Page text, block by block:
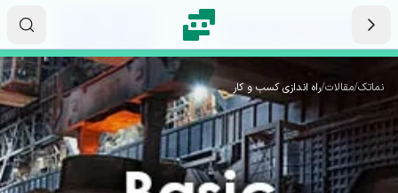
نماتک/مقالات/راه اندازی کسب و کار